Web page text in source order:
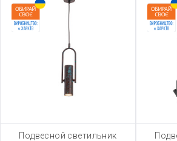
Подвесной светильник